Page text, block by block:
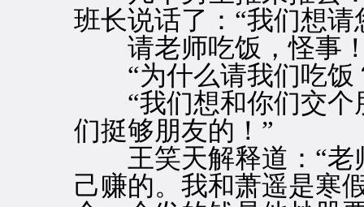
班长说话了：“我们想
请老师吃饭，怪事
“为什么请我们吃饭
“我们想和你们交个
们挺够朋友的！”
王笑天解释道：“老
己赚的。我和萧遥是寒